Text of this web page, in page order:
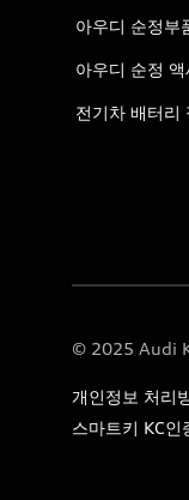
아우디 순정부
아우디 순정 액
전기차 배터리
© 2025 Audi
개인정보 처리
스마트키 KC인